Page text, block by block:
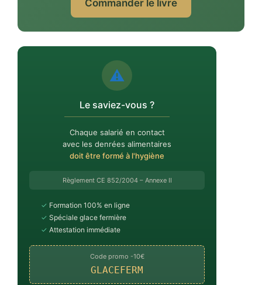
Commander le livre
⚠️
Le saviez-vous ?
Chaque salarié en contact
avec les denrées alimentaires
doit être formé à l'hygiène
Règlement CE 852/2004 – Annexe II
✓ Formation 100% en ligne
✓ Spéciale glace fermière
✓ Attestation immédiate
Code promo -10€
GLACEFERM